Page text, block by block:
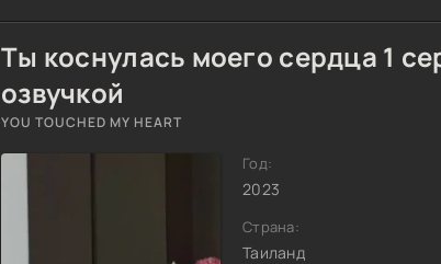
Ты коснулась моего сердца 1
озвучкой
YOU TOUCHED MY HEART
Год:
2023
Страна:
Таиланд